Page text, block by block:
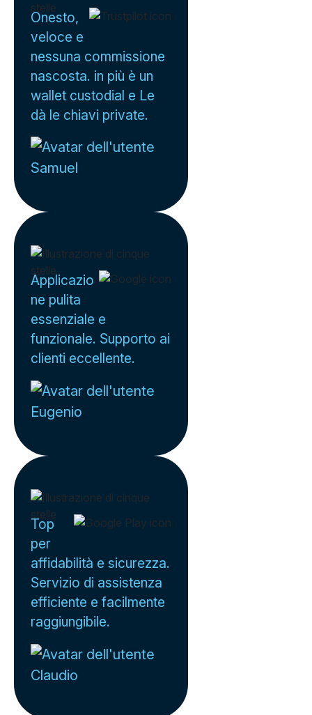
Onesto,
veloce e
nessuna commissione
nascosta. in più è un
wallet custodial e Le
dà le chiavi private.
Samuel
Applicazio
ne pulita
essenziale e
funzionale. Supporto ai
clienti eccellente.
Eugenio
Top
per
affidabilità e sicurezza.
Servizio di assistenza
efficiente e facilmente
raggiungibile.
Claudio